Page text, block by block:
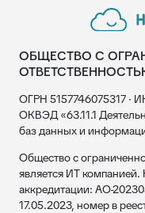
ОБЩЕСТВО С
ОГРН 5157746075317 ·
ОКВЭД «63.11.1
баз данных и
Общество с
является ИТ
аккредитации: АО-
17.05.2023, номер в